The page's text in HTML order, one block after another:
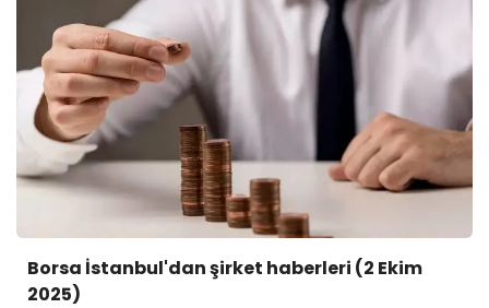
Borsa İstanbul'dan şirket haberleri (2 Ekim
2025)